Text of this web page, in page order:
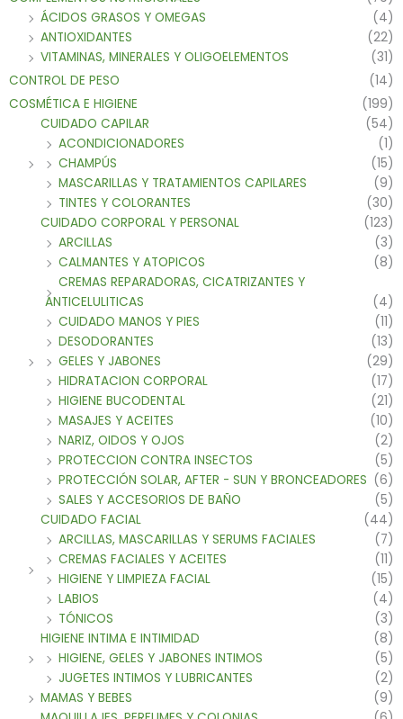
ÁCIDOS GRASOS Y OMEGAS
(4)
ANTIOXIDANTES
(22)
VITAMINAS, MINERALES Y OLIGOELEMENTOS
(31)
CONTROL DE PESO
(14)
COSMÉTICA E HIGIENE
(199)
CUIDADO CAPILAR
(54)
ACONDICIONADORES
(1)
CHAMPÚS
(15)
MASCARILLAS Y TRATAMIENTOS CAPILARES
(9)
TINTES Y COLORANTES
(30)
CUIDADO CORPORAL Y PERSONAL
(123)
ARCILLAS
(3)
CALMANTES Y ATOPICOS
(8)
CREMAS REPARADORAS, CICATRIZANTES Y
ANTICELULITICAS
(4)
CUIDADO MANOS Y PIES
(11)
DESODORANTES
(13)
GELES Y JABONES
(29)
HIDRATACION CORPORAL
(17)
HIGIENE BUCODENTAL
(21)
MASAJES Y ACEITES
(10)
NARIZ, OIDOS Y OJOS
(2)
PROTECCION CONTRA INSECTOS
(5)
PROTECCIÓN SOLAR, AFTER - SUN Y BRONCEADORES (6)
SALES Y ACCESORIOS DE BAÑO
(5)
CUIDADO FACIAL
(44)
ARCILLAS, MASCARILLAS Y SERUMS FACIALES
(7)
CREMAS FACIALES Y ACEITES
(11)
HIGIENE Y LIMPIEZA FACIAL
(15)
LABIOS
(4)
TÓNICOS
(3)
HIGIENE INTIMA E INTIMIDAD
(8)
HIGIENE, GELES Y JABONES INTIMOS
(5)
JUGETES INTIMOS Y LUBRICANTES
(2)
MAMAS Y BEBES
(9)